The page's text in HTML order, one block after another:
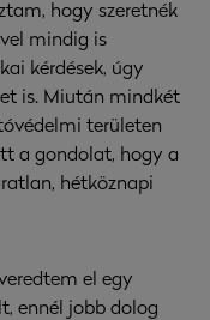
hogy szeretnék
mindig is
kérdések, úgy
is. Miután mindkét
területen
a gondolat, hogy a
hétköznapi
el egy
ennél jobb dolog